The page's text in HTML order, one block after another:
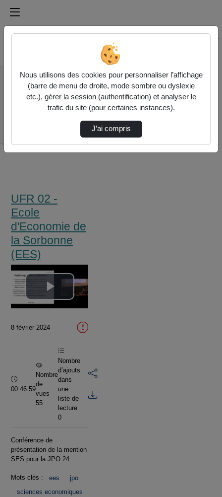
Médiathèque de l'université Paris
Rechercher un média sur Médiathèque de l'université
Accueil
UFR 02 - Ecole
d'Economie de la
Sorbonne (EES)
UFR 02 -
Ecole
d'Economie de
la Sorbonne
(EES)
Lire
vidéo
8 février 2024
Durée :
00:46:59
Nombre
de
vues
55
Nombre
d’ajouts
dans
une
liste de
lecture
0
Conférence de
présentation de la mention
SES pour la JPO 24.
Mots clés : ees
jpo
sciences economiques
Nous utilisons des cookies pour personnaliser l’affichage
(barre de menu de droite, mode sombre ou dyslexie
etc.), gérer la session (authentification) et analyser le
trafic du site (pour certaines instances).
J’ai compris